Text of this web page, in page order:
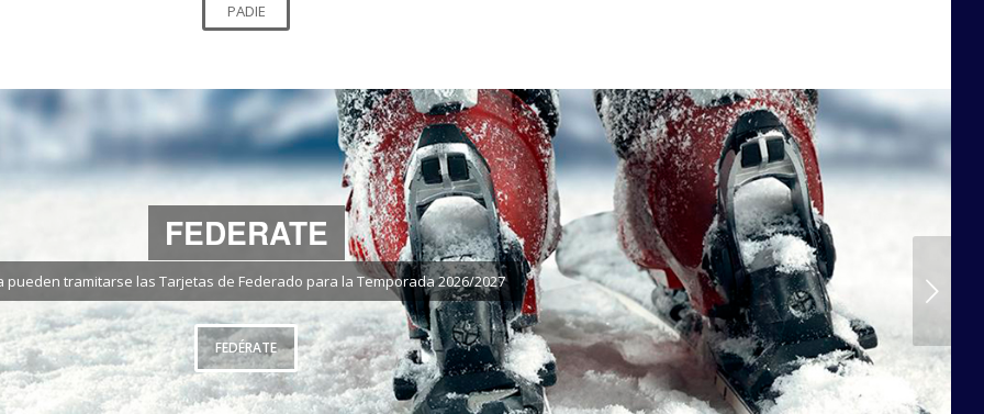
PADIE
Posterior
FEDERATE
pueden tramitarse las Tarjetas de Federado para la Temporada 2026/2027
FEDÉRATE